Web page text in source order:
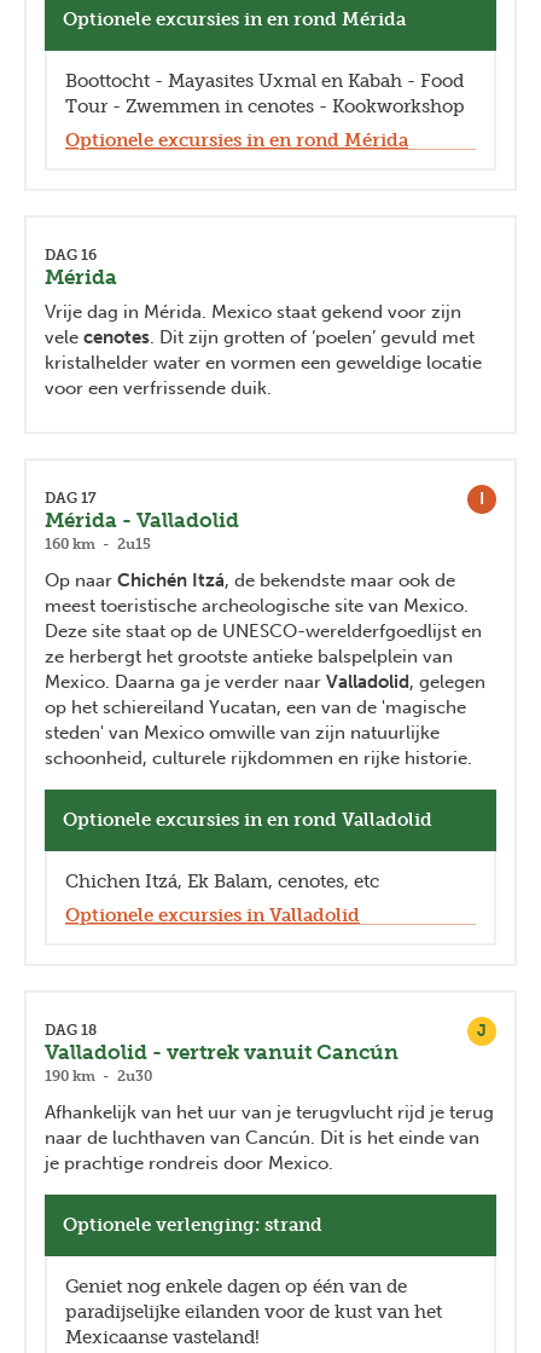
Optionele excursies in en rond Mérida
Boottocht - Mayasites Uxmal en Kabah - Food
Tour - Zwemmen in cenotes - Kookworkshop
Optionele excursies in en rond Mérida
DAG 16
Mérida
Vrije dag in Mérida. Mexico staat gekend voor zijn
vele cenotes. Dit zijn grotten of ‘poelen’ gevuld met
kristalhelder water en vormen een geweldige locatie
voor een verfrissende duik.
I
DAG 17
Mérida - Valladolid
160 km - 2u15
Op naar Chichén Itzá, de bekendste maar ook de
meest toeristische archeologische site van Mexico.
Deze site staat op de UNESCO-werelderfgoedlijst en
ze herbergt het grootste antieke balspelplein van
Mexico. Daarna ga je verder naar Valladolid, gelegen
op het schiereiland Yucatan, een van de 'magische
steden' van Mexico omwille van zijn natuurlijke
schoonheid, culturele rijkdommen en rijke historie.
Optionele excursies in en rond Valladolid
Chichen Itzá, Ek Balam, cenotes, etc
Optionele excursies in Valladolid
J
DAG 18
Valladolid - vertrek vanuit Cancún
190 km - 2u30
Afhankelijk van het uur van je terugvlucht rijd je terug
naar de luchthaven van Cancún. Dit is het einde van
je prachtige rondreis door Mexico.
Optionele verlenging: strand
Geniet nog enkele dagen op één van de
paradijselijke eilanden voor de kust van het
Mexicaanse vasteland!